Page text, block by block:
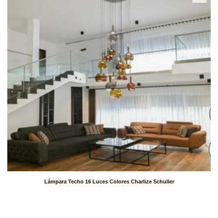
Lámpara Techo 16 Luces Colores Charlize Schuller